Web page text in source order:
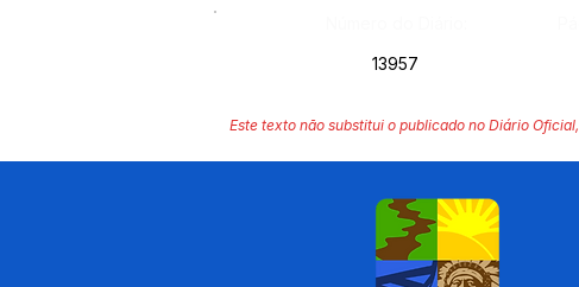
13957
Este texto não substitui o publicado no Diário